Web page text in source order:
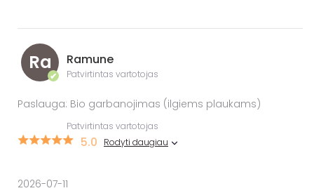
Ra
✔
Ramune
Patvirtintas vartotojas
Paslauga: Bio garbanojimas (ilgiems plaukams)
Patvirtintas vartotojas
5.0 Rodyti daugiau
2026-07-11